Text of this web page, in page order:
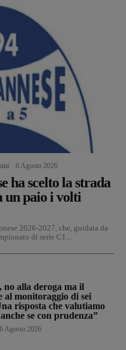
6 Agosto 2026
ha scelto la strada
un paio i volti
2026-2027, che, guidata da
di serie C1...
no alla deroga ma il
al monitoraggio di sei
risposta che valutiamo
se con prudenza”
6 Agosto 2026